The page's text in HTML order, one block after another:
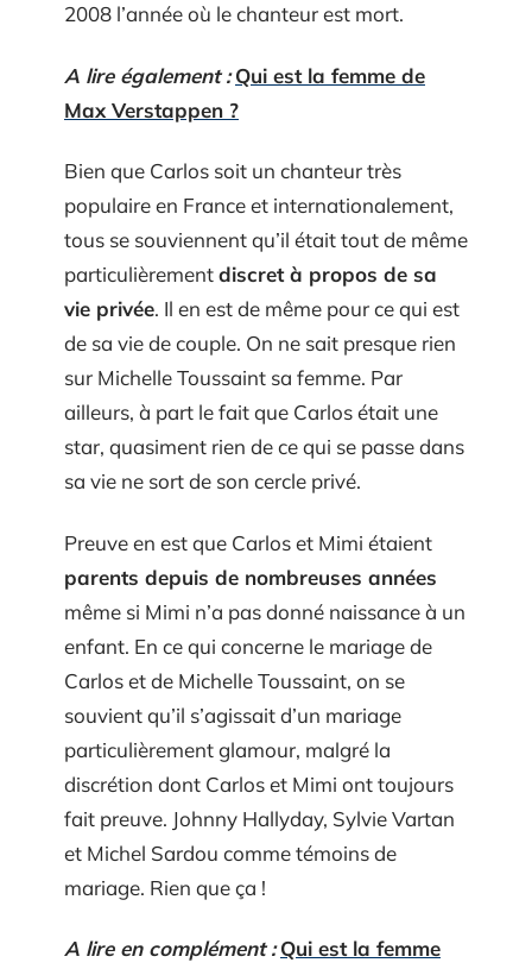
2008 l’année où le chanteur est mort.
A lire également : Qui est la femme de
Max Verstappen ?
Bien que Carlos soit un chanteur très
populaire en France et internationalement,
tous se souviennent qu’il était tout de même
particulièrementdiscret à propos de sa
vie privée. Il en est de même pour ce qui est
de sa vie de couple. On ne sait presque rien
sur Michelle Toussaint sa femme. Par
ailleurs, à part le fait que Carlos était une
star, quasiment rien de ce qui se passe dans
sa vie ne sort de son cercle privé.
Preuve en est que Carlos et Mimi étaient
parents depuis de nombreuses années
même si Mimi n’a pas donné naissance à un
enfant. En ce qui concerne le mariage de
Carlos et de Michelle Toussaint, on se
souvient qu’il s’agissait d’un mariage
particulièrement glamour, malgré la
discrétion dont Carlos et Mimi ont toujours
fait preuve. Johnny Hallyday, Sylvie Vartan
et Michel Sardou comme témoins de
mariage. Rien que ça !
A lire en complément : Qui est la femme